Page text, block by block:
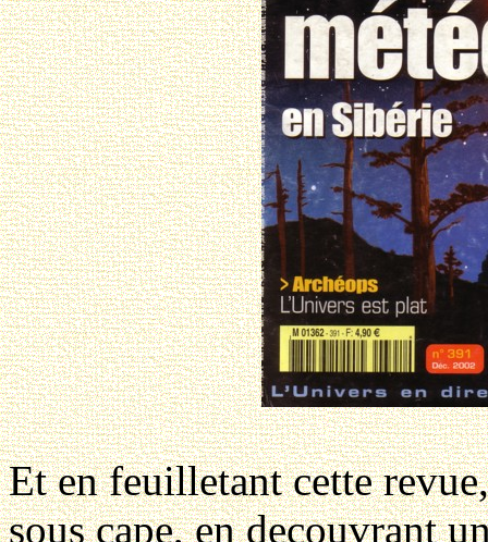
Et en feuilletant cette
sous cape, en decouvrant